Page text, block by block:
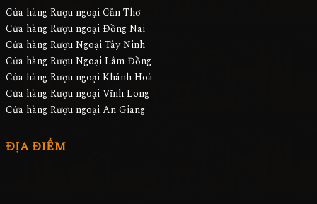
Cửa hàng Rượu ngoại Cần Thơ
Cửa hàng Rượu ngoại Đồng Nai
Cửa hàng Rượu Ngoại Tây Ninh
Cửa hàng Rượu Ngoại Lâm Đồng
Cửa hàng Rượu ngoại Khánh Hoà
Cửa hàng Rượu ngoại Vĩnh Long
Cửa hàng Rượu ngoại An Giang
ĐỊA ĐIỂM